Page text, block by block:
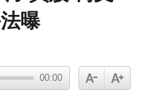
曝
00:00